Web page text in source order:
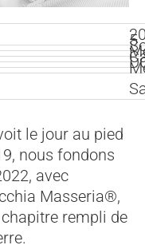
5
le jour au pied
nous fondons
avec
Masseria®,
rempli de